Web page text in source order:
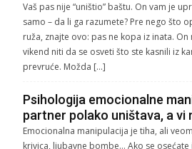
Vaš pas nije “uništio” baštu. On vam je
samo – da li ga razumete? Pre nego što
ruža, znajte ovo: pas ne kopa iz inata.
vikend niti da se osveti što ste kasnili iz
prevruće. Možda […]
Psihologija emocionalne
partner polako uništava, a vi
Emocionalna manipulacija je tiha, ali
krivica, ljubavne bombe… Ako se